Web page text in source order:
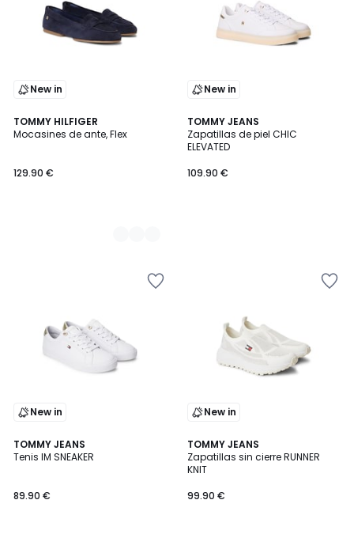
New in
TOMMY HILFIGER
Mocasines de ante, Flex
129.90 €
2
Colores
New in
TOMMY JEANS
Zapatillas de piel CHIC
ELEVATED
109.90 €
New in
TOMMY JEANS
Tenis IM SNEAKER
89.90 €
New in
TOMMY JEANS
Zapatillas sin cierre RUNNER
KNIT
99.90 €